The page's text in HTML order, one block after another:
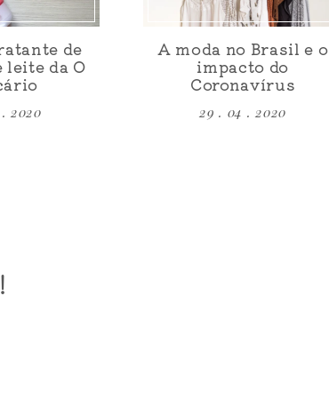
de
leite da O
2020
A moda no Brasil e o
impacto do
Coronavírus
29 . 04 . 2020